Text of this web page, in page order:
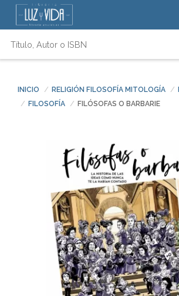
INICIO RELIGIÓN FILOSOFÍA MITOLOGÍA
FILOSOFÍA
FILÓSOFAS O BARBARIE